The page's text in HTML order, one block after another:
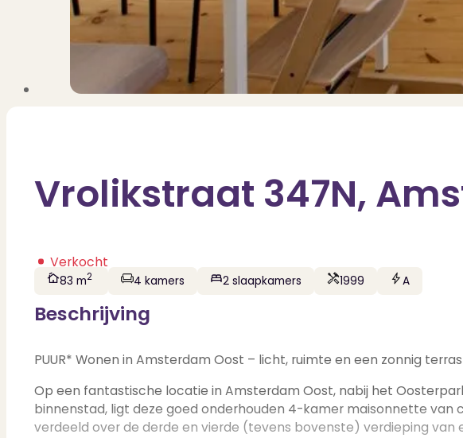
Vrolikstraat 347N,
Verkocht
83 m2 4 kamers 2 slaapkamers 1999 A
Beschrijving
PUUR* Wonen in Amsterdam Oost – licht, ruimte en een zonnig
Op een fantastische locatie in Amsterdam Oost, nabij het
binnenstad, ligt deze goed onderhouden 4-kamer maisonnette van
verdeeld over de derde en vierde (tevens bovenste) verdieping van